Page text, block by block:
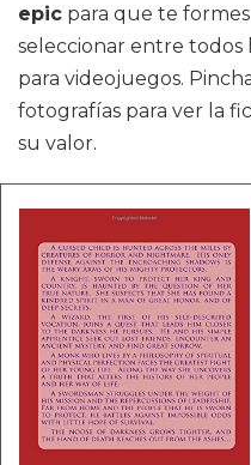
epic para que te
seleccionar entre todos
para videojuegos.
fotografías para ver la
su valor.